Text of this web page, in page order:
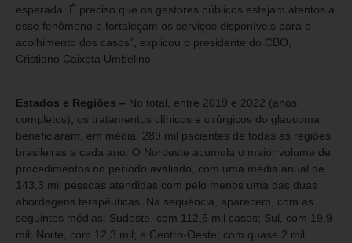
esperada. É preciso que os gestores públicos estejam atentos a
esse fenômeno e fortaleçam os serviços disponíveis para o
acolhimento dos casos”, explicou o presidente do CBO,
Cristiano Caixeta Umbelino.
Estados e Regiões – No total, entre 2019 e 2022 (anos
completos), os tratamentos clínicos e cirúrgicos do glaucoma
beneficiaram, em média, 289 mil pacientes de todas as regiões
brasileiras a cada ano. O Nordeste acumula o maior volume de
procedimentos no período avaliado, com uma média anual de
143,3 mil pessoas atendidas com pelo menos uma das duas
abordagens terapêuticas. Na sequência, aparecem, com as
seguintes médias: Sudeste, com 112,5 mil casos; Sul, com 19,9
mil; Norte, com 12,3 mil; e Centro-Oeste, com quase 2 mil